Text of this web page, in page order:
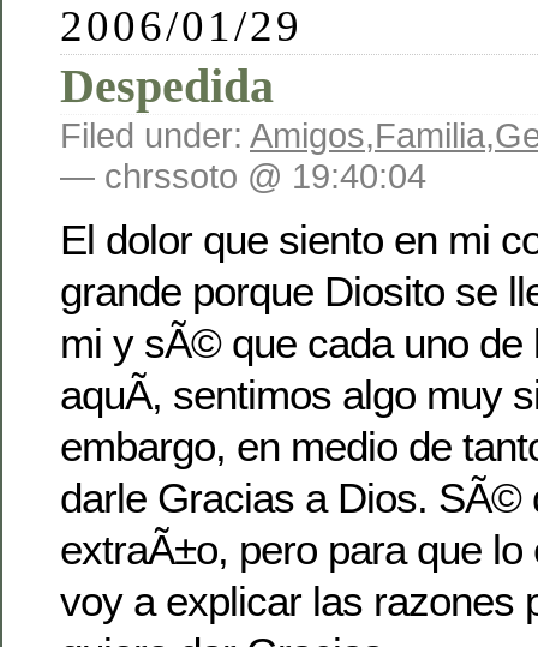
2006/01/29
Despedida
Filed under: Amigos,Familia,
— chrssoto @ 19:40:04
El dolor que siento en mi
grande porque Diosito se
mi y sÃ© que cada uno de
aquÃ­, sentimos algo muy
embargo, en medio de
darle Gracias a Dios. SÃ©
extraÃ±o, pero para que
voy a explicar las razones